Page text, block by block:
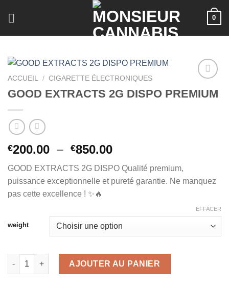
0
ACCUEIL / CIGARETTE ÉLECTRONIQUES
GOOD EXTRACTS 2G DISPO PREMIUM
€200.00 – €850.00Plage
prix :
€200.00
GOOD EXTRACTS 2G DISPO Qualité premium,
puissance exceptionnelle et pureté garantie. Ne manquez
pas cette excellence ! ✨🔥
weight
EFFACER
quantité de GOOD EXTRACTS 2G DISPO PREMIUM
AJOUTER AU PANIER